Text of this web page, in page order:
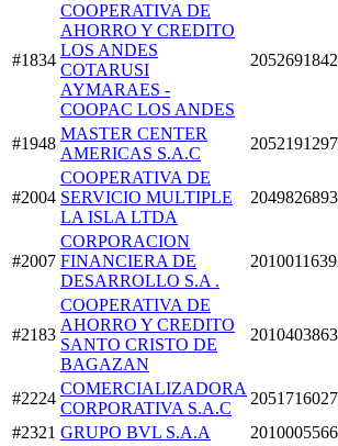
#1834
COOPERATIVA DE
AHORRO Y CREDITO
LOS ANDES
COTARUSI
AYMARAES -
COOPAC LOS ANDES
#1948
MASTER CENTER
AMERICAS S.A.C
#2004
COOPERATIVA DE
SERVICIO MULTIPLE
LA ISLA LTDA
#2007
CORPORACION
FINANCIERA DE
DESARROLLO S.A .
#2183
COOPERATIVA DE
AHORRO Y CREDITO
SANTO CRISTO DE
BAGAZAN
#2224
COMERCIALIZADORA
CORPORATIVA S.A.C
#2321 GRUPO BVL S.A.A